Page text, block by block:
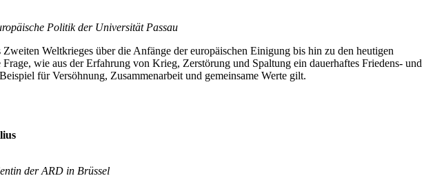
Politik der Universität Passau
Weltkrieges über die Anfänge der europäischen Einigung bis hin zu den heutigen
wie aus der Erfahrung von Krieg, Zerstörung und Spaltung ein dauerhaftes Friedens- und
für Versöhnung, Zusammenarbeit und gemeinsame Werte gilt.
der ARD in Brüssel